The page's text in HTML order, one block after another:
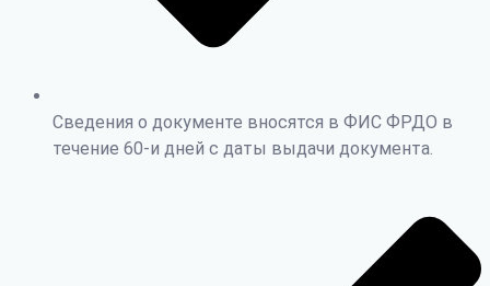
Сведения о документе вносятся в ФИС ФРДО в
течение 60-и дней с даты выдачи документа.